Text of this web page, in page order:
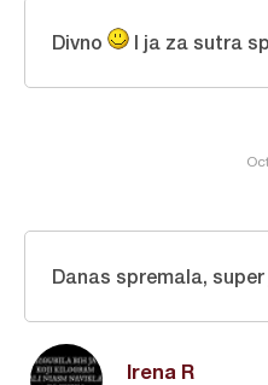
Divno I ja za sutra
Irena R
Danas spremala, super